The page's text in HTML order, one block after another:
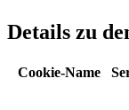
Details zu
Cookie-Name